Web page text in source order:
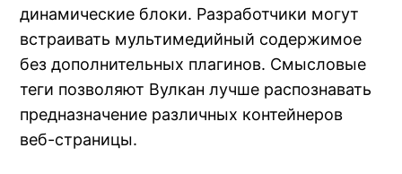
динамические блоки. Разработчики могут
встраивать мультимедийный содержимое
без дополнительных плагинов. Смысловые
теги позволяют Вулкан лучше распознавать
предназначение различных контейнеров
веб-страницы.